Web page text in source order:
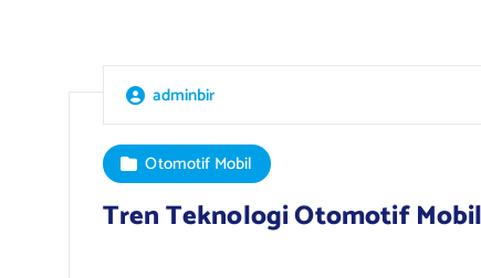
adminbir
Otomotif Mobil
Tren Teknologi Otomotif